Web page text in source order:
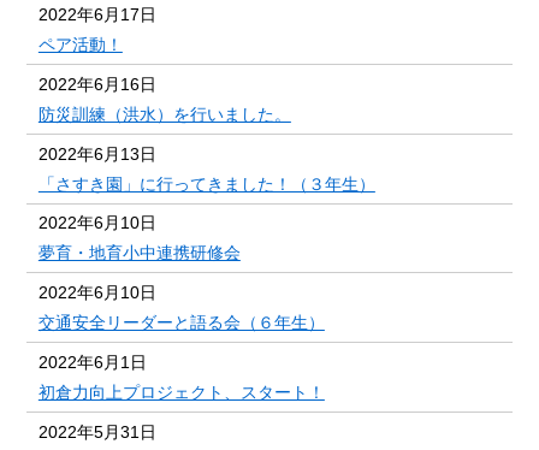
2022年6月17日
ペア活動！
2022年6月16日
防災訓練（洪水）を行いました。
2022年6月13日
「さすき園」に行ってきました！（３年生）
2022年6月10日
夢育・地育小中連携研修会
2022年6月10日
交通安全リーダーと語る会（６年生）
2022年6月1日
初倉力向上プロジェクト、スタート！
2022年5月31日